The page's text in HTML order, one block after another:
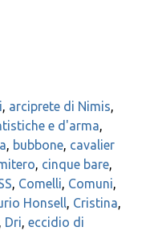
, arciprete di Nimis,
e d'arma,
, bubbone, cavalier
, cinque bare,
, Comelli, Comuni,
Honsell, Cristina,
, Dri, eccidio di